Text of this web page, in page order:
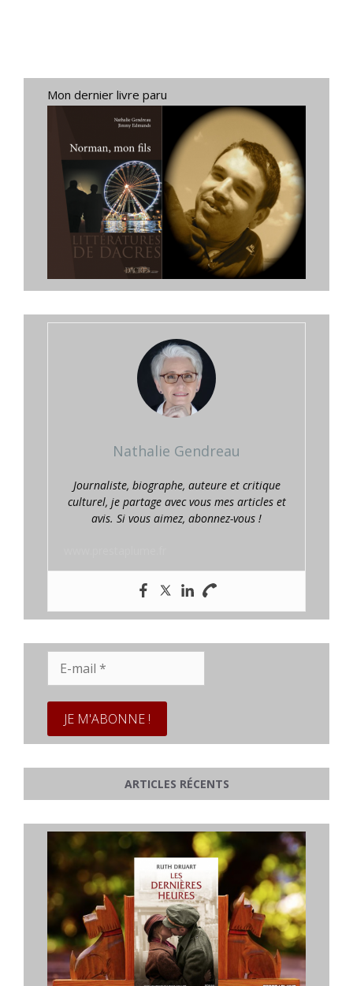
Mon dernier livre paru
Nathalie Gendreau
Journaliste, biographe, auteure et critique
culturel, je partage avec vous mes articles et
avis. Si vous aimez, abonnez-vous !
mail
ARTICLES RÉCENTS